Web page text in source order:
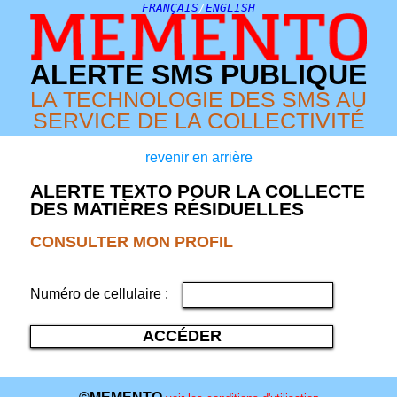
FRANÇAIS/ENGLISH
ALERTE SMS PUBLIQUE
LA TECHNOLOGIE DES SMS AU
SERVICE DE LA COLLECTIVITÉ
revenir en arrière
ALERTE TEXTO POUR LA COLLECTE
DES MATIÈRES RÉSIDUELLES
CONSULTER MON PROFIL
Numéro de cellulaire :